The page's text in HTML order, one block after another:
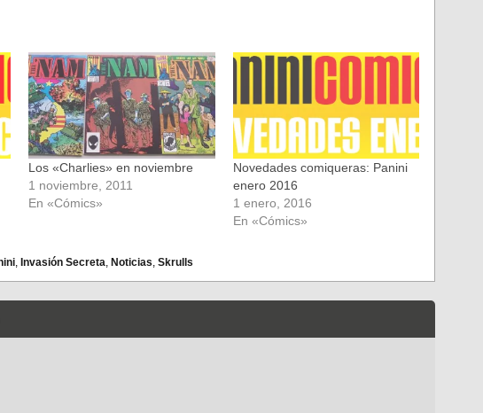
Los «Charlies» en noviembre
1 noviembre, 2011
En «Cómics»
Novedades comiqueras: Panini
enero 2016
1 enero, 2016
En «Cómics»
, Invasión Secreta, Noticias, Skrulls